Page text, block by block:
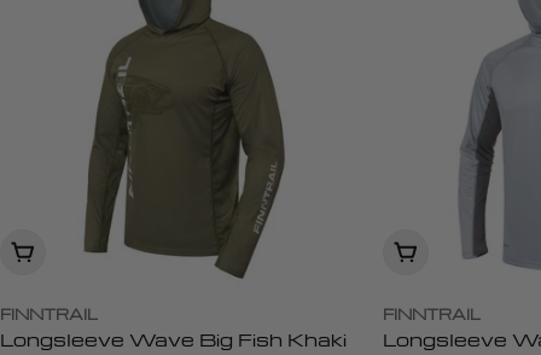
Peržiūrėti
FINNTRAIL
Longsleeve Wave Big Fish Khaki
Peržiūrėti
FINNTRAIL
Longsleeve